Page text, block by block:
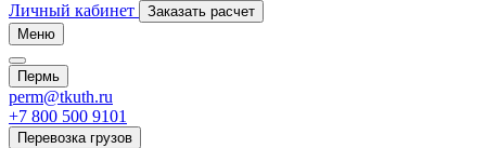
Личный кабинет
Заказать расчет
Меню
Пермь
perm@tkuth.ru
+7 800 500 9101
Перевозка грузов